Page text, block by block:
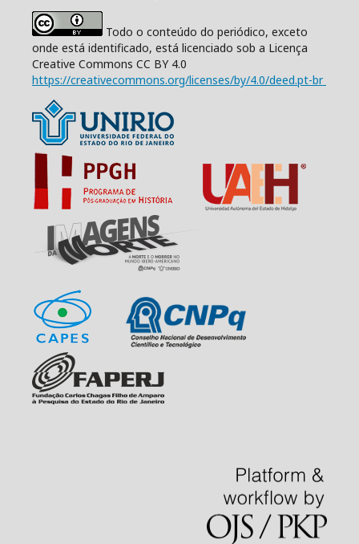
Todo o conteúdo do periódico, exceto
onde está identificado, está licenciado sob a Licença
Creative Commons CC BY 4.0
https://creativecommons.org/licenses/by/4.0/deed.pt-br